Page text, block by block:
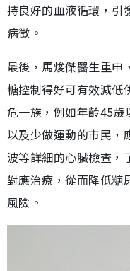
持良好的血液循環，引
病徵。
最後，馬焌傑醫生重申
糖控制得好可有效減低
危一族，例如年齡45歲
以及少做運動的市民，
波等詳細的心臟檢查，
對應治療，從而降低糖
風險。